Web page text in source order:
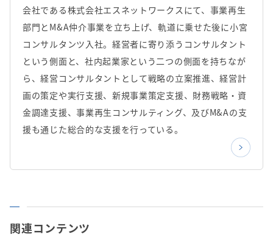
会社である株式会社エスネットワークスにて、事業再生
部門とM&A仲介事業を立ち上げ、軌道に乗せた後に小宮
コンサルタンツ入社。経営者に寄り添うコンサルタント
という側面と、社内起業家という二つの側面を持ちなが
ら、経営コンサルタントとして戦略の立案推進、経営計
画の策定や実行支援、新規事業策定支援、財務戦略・資
金調達支援、事業再生コンサルティング、及びM&Aの支
援も通じた総合的な支援を行っている。
関連コンテンツ